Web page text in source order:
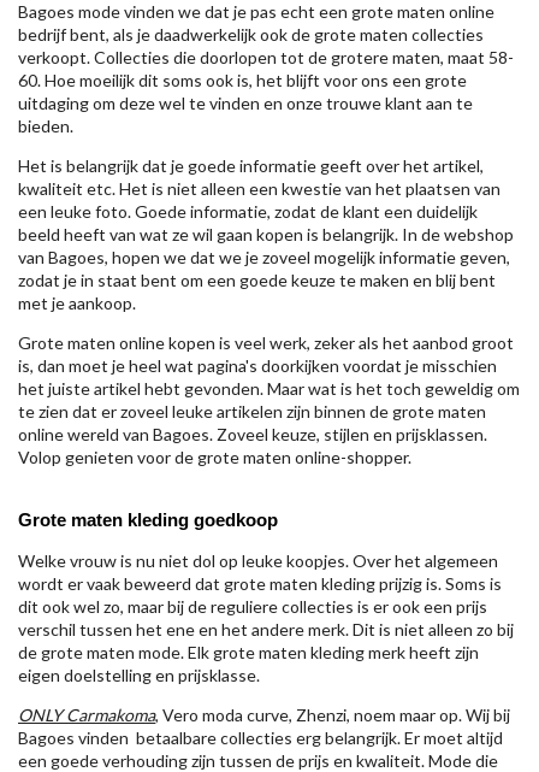
Bagoes mode vinden we dat je pas echt een grote maten online
bedrijf bent, als je daadwerkelijk ook de grote maten collecties
verkoopt. Collecties die doorlopen tot de grotere maten, maat 58-
60. Hoe moeilijk dit soms ook is, het blijft voor ons een grote
uitdaging om deze wel te vinden en onze trouwe klant aan te
bieden.
Het is belangrijk dat je goede informatie geeft over het artikel,
kwaliteit etc. Het is niet alleen een kwestie van het plaatsen van
een leuke foto. Goede informatie, zodat de klant een duidelijk
beeld heeft van wat ze wil gaan kopen is belangrijk. In de webshop
van Bagoes, hopen we dat we je zoveel mogelijk informatie geven,
zodat je in staat bent om een goede keuze te maken en blij bent
met je aankoop.
Grote maten online kopen is veel werk, zeker als het aanbod groot
is, dan moet je heel wat pagina's doorkijken voordat je misschien
het juiste artikel hebt gevonden. Maar wat is het toch geweldig om
te zien dat er zoveel leuke artikelen zijn binnen de grote maten
online wereld van Bagoes. Zoveel keuze, stijlen en prijsklassen.
Volop genieten voor de grote maten online-shopper.
Grote maten kleding goedkoop
Welke vrouw is nu niet dol op leuke koopjes. Over het algemeen
wordt er vaak beweerd dat grote maten kleding prijzig is. Soms is
dit ook wel zo, maar bij de reguliere collecties is er ook een prijs
verschil tussen het ene en het andere merk. Dit is niet alleen zo bij
de grote maten mode. Elk grote maten kleding merk heeft zijn
eigen doelstelling en prijsklasse.
ONLY Carmakoma, Vero moda curve, Zhenzi, noem maar op. Wij bij
Bagoes vinden betaalbare collecties erg belangrijk. Er moet altijd
een goede verhouding zijn tussen de prijs en kwaliteit. Mode die